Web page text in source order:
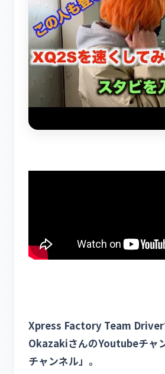
Xpress Factory Team
OkazakiさんのYoutubeチャ
チャンネル」。